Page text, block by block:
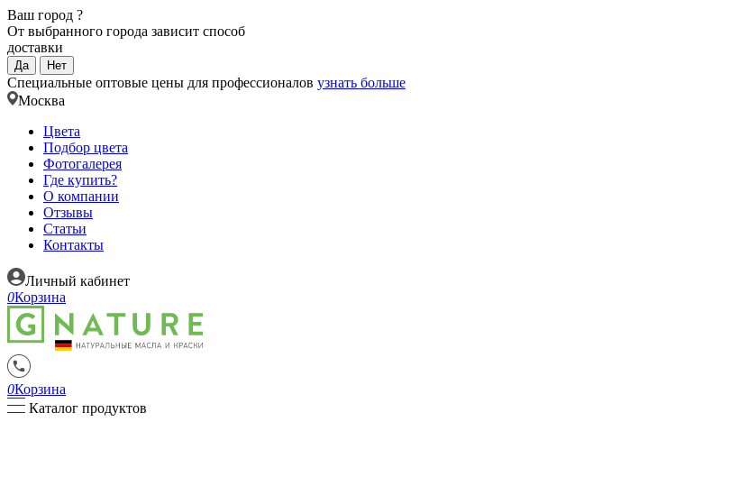
Ваш город ?
От выбранного города зависит способ
доставки
Да Нет
Специальные оптовые цены для профессионалов узнать больше
Москва
Цвета
Подбор цвета
Фотогалерея
Где купить?
О компании
Отзывы
Статьи
Контакты
Личный кабинет
0Корзина
0Корзина
Каталог продуктов